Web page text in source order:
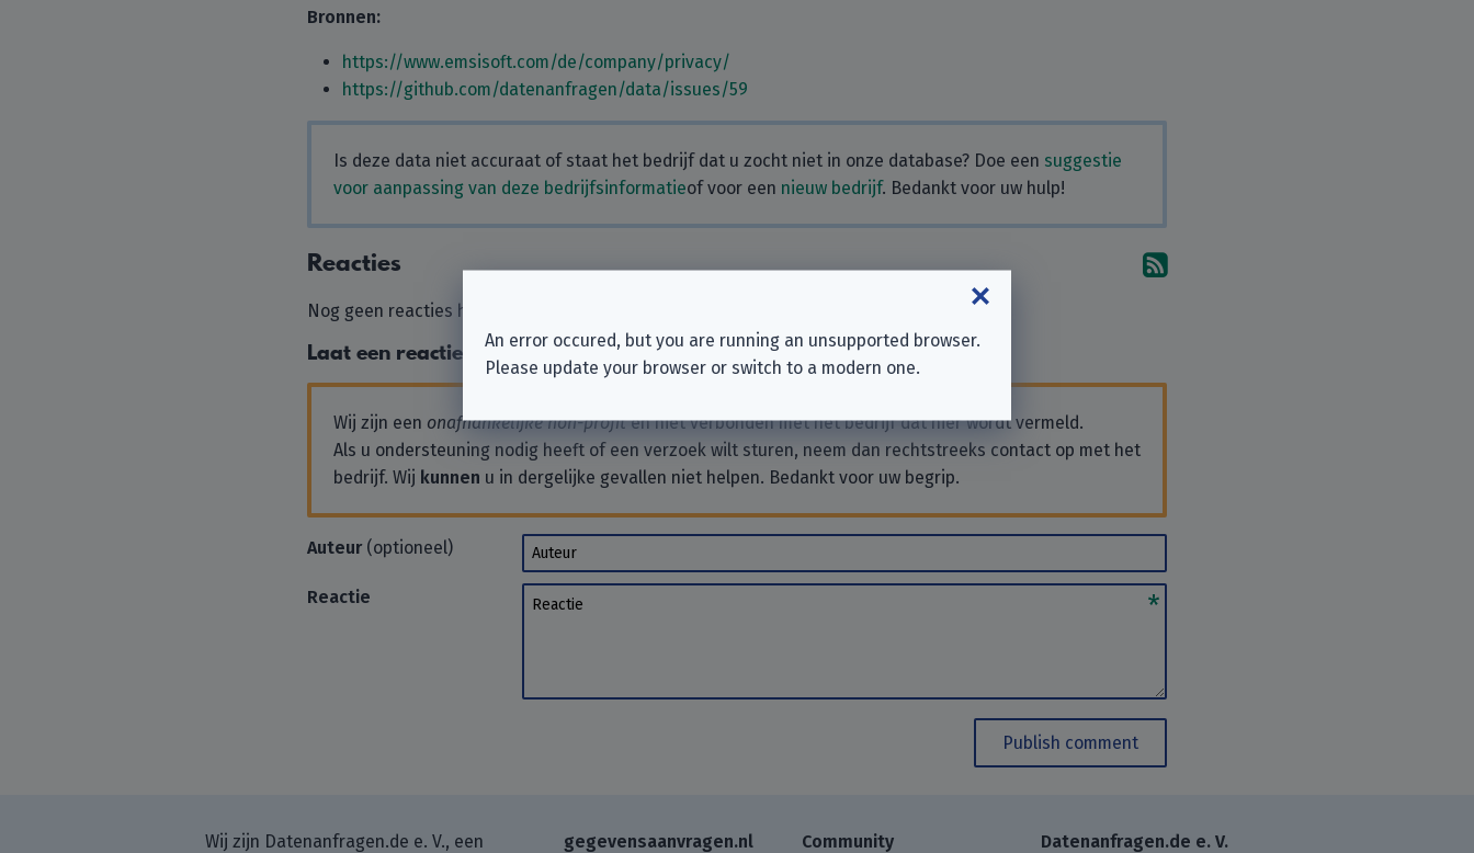
Bronnen:
https://www.emsisoft.com/de/company/privacy/
https://github.com/datenanfragen/data/issues/59
Is deze data niet accuraat of staat het bedrijf dat u zocht niet in onze database? Doe een suggestie
voor aanpassing van deze bedrijfsinformatieof voor een nieuw bedrijf. Bedankt voor uw hulp!
Reacties Abonneer u op de
Nog geen reacties hier. Waarom laat u er geen achter?
Laat een reactie achter
Wij zijn een onafhankelijke non-profiten niet verbonden met het bedrijf dat hier wordt vermeld.
Als u ondersteuning nodig heeft of een verzoek wilt sturen, neem dan rechtstreeks contact op met het
bedrijf. Wij kunnen u in dergelijke gevallen niet helpen. Bedankt voor uw begrip.
Auteur(optioneel) Auteur
Reactie Reactie
Publish comment
Wij zijn Datenanfragen.de e. V., een gegevensaanvragen.nl Community Datenanfragen.de e. V.
An error occured, but you are running an unsupported browser.
Please update your browser or switch to a modern one.